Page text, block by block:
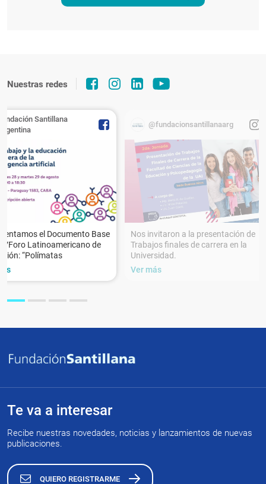
Nuestras redes
Santillana
el Documento Base
Latinoamericano de
“Polímatas
@fundacionsantillanaarg
Nos invitaron a la presentación de
Trabajos finales de carrera en la
Universidad.
Ver más
Te va a interesar
Recibe nuestras novedades, noticias y lanzamientos de nuevas
publicaciones.
QUIERO REGISTRARME